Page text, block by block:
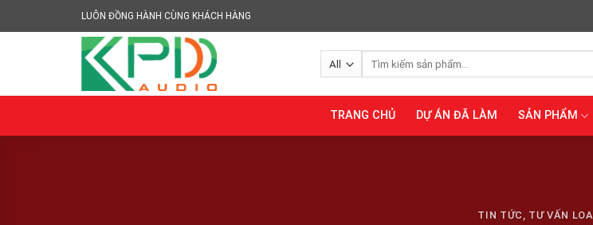
to
LUÔN ĐỒNG HÀNH CÙNG KHÁCH HÀNG
TRANG CHỦ DỰ ÁN ĐÃ LÀM SẢN PHẨM
TIN TỨC TƯ VẤN LOA